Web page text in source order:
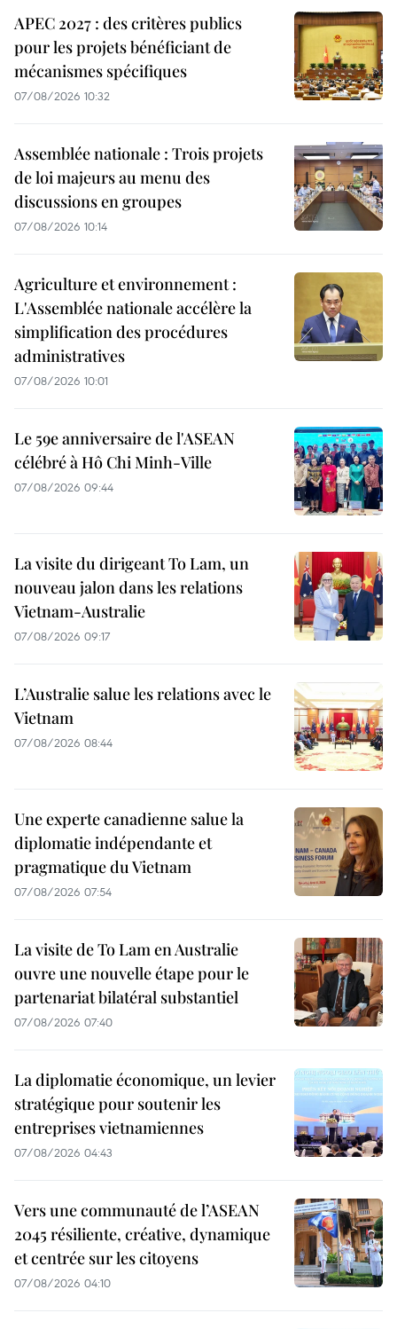
APEC 2027 : des critères publics
pour les projets bénéficiant de
mécanismes spécifiques
07/08/2026 10:32
Assemblée nationale : Trois projets
de loi majeurs au menu des
discussions en groupes
07/08/2026 10:14
Agriculture et environnement :
L'Assemblée nationale accélère la
simplification des procédures
administratives
07/08/2026 10:01
Le 59e anniversaire de l'ASEAN
célébré à Hô Chi Minh-Ville
07/08/2026 09:44
La visite du dirigeant To Lam, un
nouveau jalon dans les relations
Vietnam-Australie
07/08/2026 09:17
L’Australie salue les relations avec le
Vietnam
07/08/2026 08:44
Une experte canadienne salue la
diplomatie indépendante et
pragmatique du Vietnam
07/08/2026 07:54
La visite de To Lam en Australie
ouvre une nouvelle étape pour le
partenariat bilatéral substantiel
07/08/2026 07:40
La diplomatie économique, un levier
stratégique pour soutenir les
entreprises vietnamiennes
07/08/2026 04:43
Vers une communauté de l’ASEAN
2045 résiliente, créative, dynamique
et centrée sur les citoyens
07/08/2026 04:10